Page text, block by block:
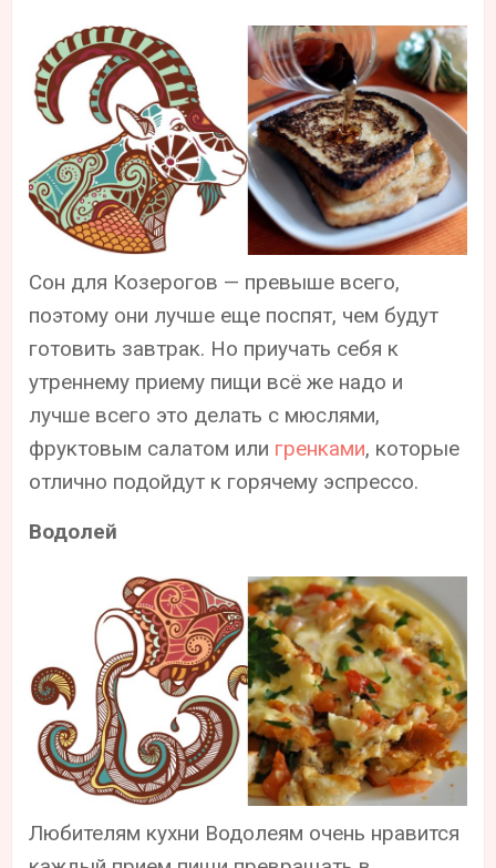
Сон для Козерогов — превыше всего,
поэтому они лучше еще поспят, чем будут
готовить завтрак. Но приучать себя к
утреннему приему пищи всё же надо и
лучше всего это делать с мюслями,
фруктовым салатом или гренками, которые
отлично подойдут к горячему эспрессо.
Водолей
Любителям кухни Водолеям очень нравится